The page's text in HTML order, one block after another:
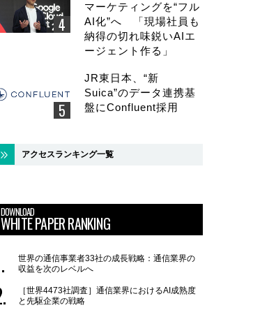
マーケティングを“フル
AI化”へ 「現場社員も
納得の切れ味鋭いAIエ
ージェント作る」
JR東日本、“新
Suica”のデータ連携基
盤にConfluent採用
アクセスランキング一覧
DOWNLOAD
WHITE PAPER RANKING
世界の通信事業者33社の成長戦略：通信業界の
収益を次のレベルへ
［世界4473社調査］通信業界におけるAI成熟度
と先駆企業の戦略